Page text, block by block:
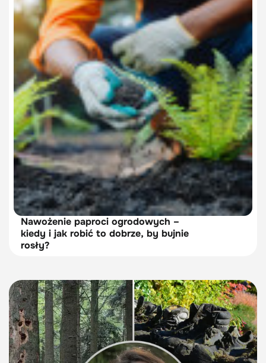
Nawożenie paproci ogrodowych –
kiedy i jak robić to dobrze, by bujnie
rosły?